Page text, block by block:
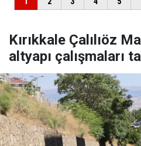
Kırıkkale Çalılıöz
altyapı çalışmaları